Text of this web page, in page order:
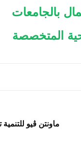
المتخصصة
ماونتن ڤيو